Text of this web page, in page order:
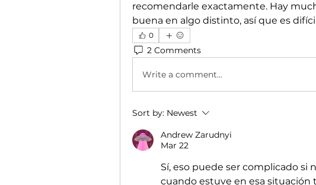
recomendarle exactamente. Hay
buena en algo distinto, así que es
0
2 Comments
Write a comment...
Sort by: Newest
Andrew Zarudnyi
Mar 22
Sí, eso puede ser complicado si
cuando estuve en esa situación